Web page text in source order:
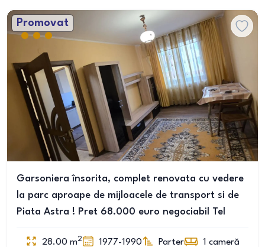
Promovat
Garsoniera însorita, complet renovata cu vedere
la parc aproape de mijloacele de transport si de
Piata Astra ! Pret 68.000 euro negociabil Tel
28.00 m2 1977-1990 Parter 1 cameră